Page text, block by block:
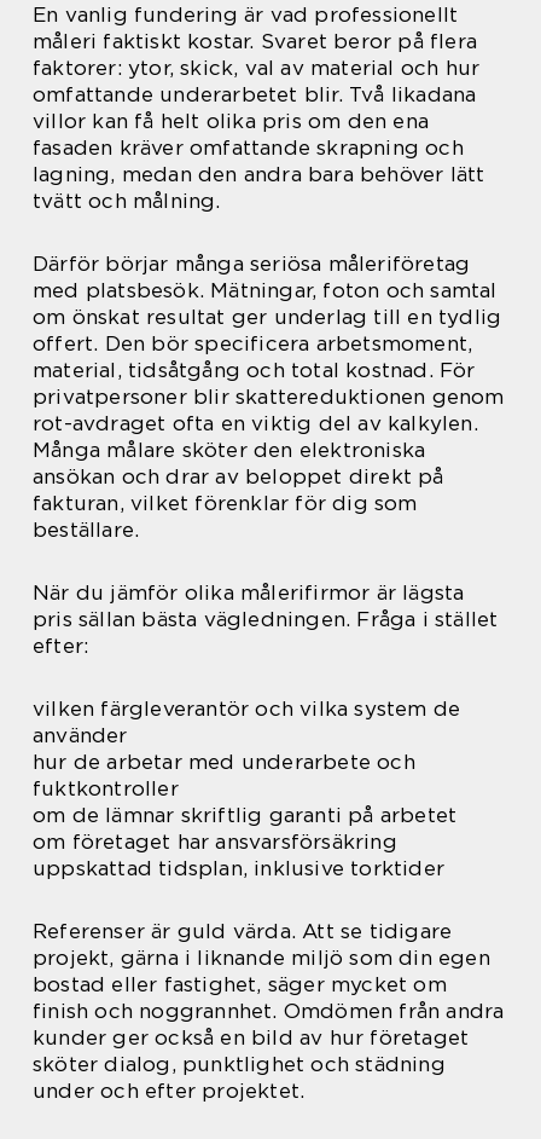
En vanlig fundering är vad professionellt
måleri faktiskt kostar. Svaret beror på flera
faktorer: ytor, skick, val av material och hur
omfattande underarbetet blir. Två likadana
villor kan få helt olika pris om den ena
fasaden kräver omfattande skrapning och
lagning, medan den andra bara behöver lätt
tvätt och målning.
Därför börjar många seriösa måleriföretag
med platsbesök. Mätningar, foton och samtal
om önskat resultat ger underlag till en tydlig
offert. Den bör specificera arbetsmoment,
material, tidsåtgång och total kostnad. För
privatpersoner blir skattereduktionen genom
rot-avdraget ofta en viktig del av kalkylen.
Många målare sköter den elektroniska
ansökan och drar av beloppet direkt på
fakturan, vilket förenklar för dig som
beställare.
När du jämför olika målerifirmor är lägsta
pris sällan bästa vägledningen. Fråga i stället
efter:
vilken färgleverantör och vilka system de
använder
hur de arbetar med underarbete och
fuktkontroller
om de lämnar skriftlig garanti på arbetet
om företaget har ansvarsförsäkring
uppskattad tidsplan, inklusive torktider
Referenser är guld värda. Att se tidigare
projekt, gärna i liknande miljö som din egen
bostad eller fastighet, säger mycket om
finish och noggrannhet. Omdömen från andra
kunder ger också en bild av hur företaget
sköter dialog, punktlighet och städning
under och efter projektet.